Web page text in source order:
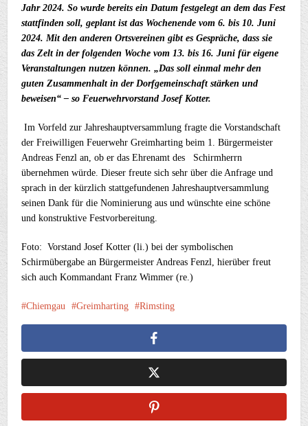
Jahr 2024. So wurde bereits ein Datum festgelegt an dem das Fest
stattfinden soll, geplant ist das Wochenende vom 6. bis 10. Juni
2024. Mit den anderen Ortsvereinen gibt es Gespräche, dass sie
das Zelt in der folgenden Woche vom 13. bis 16. Juni für eigene
Veranstaltungen nutzen können. „Das soll einmal mehr den
guten Zusammenhalt in der Dorfgemeinschaft stärken und
beweisen“ – so Feuerwehrvorstand Josef Kotter.
Im Vorfeld zur Jahreshauptversammlung fragte die Vorstandschaft
der Freiwilligen Feuerwehr Greimharting beim 1. Bürgermeister
Andreas Fenzl an, ob er das Ehrenamt des Schirmherrn
übernehmen würde. Dieser freute sich sehr über die Anfrage und
sprach in der kürzlich stattgefundenen Jahreshauptversammlung
seinen Dank für die Nominierung aus und wünschte eine schöne
und konstruktive Festvorbereitung.
Foto: Vorstand Josef Kotter (li.) bei der symbolischen
Schirmübergabe an Bürgermeister Andreas Fenzl, hierüber freut
sich auch Kommandant Franz Wimmer (re.)
Chiemgau Greimharting Rimsting